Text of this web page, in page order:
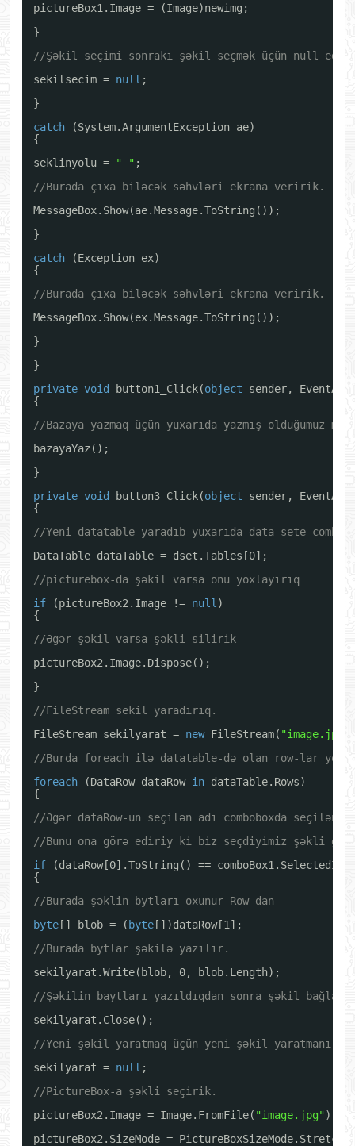
pictureBox1.Image = (Image)newimg;
}
//Şəkil seçimi sonrakı şəkil seçmək üçün null
sekilsecim = null ;
}
catch
(System.ArgumentException ae)
{
seklinyolu =
" " ;
//Burada çıxa biləcək səhvləri ekrana veririk.
MessageBox.Show(ae.Message.ToString());
}
catch
(Exception ex)
{
//Burada çıxa biləcək səhvləri ekrana veririk.
MessageBox.Show(ex.Message.ToString());
}
}
private void button1_Click(object
sender,
{
//Bazaya yazmaq üçün yuxarıda yazmış olduğumuz
bazayaYaz();
}
private void button3_Click(object
sender,
{
//Yeni datatable yaradıb yuxarıda data sete
DataTable dataTable = dset.Tables[0];
//picturebox-da şəkil varsa onu yoxlayırıq
if
(pictureBox2.Image != null )
{
//Əgər şəkil varsa şəkli silirik
pictureBox2.Image.Dispose();
}
//FileStream sekil yaradırıq.
FileStream sekilyarat = new FileStream( "image.jpg"
//Burda foreach ilə datatable-də olan row-lar
foreach
(DataRow dataRow in dataTable.Rows)
{
//Əgər dataRow-un seçilən adı comboboxda seçilən
//Bunu ona görə ediriy ki biz seçdiyimiz şəkli
if
(dataRow[0].ToString() ==
{
//Burada şəklin bytları oxunur Row-dan
byte [] blob = ( byte [])dataRow[1];
//Burada bytlar şəkilə yazılır.
sekilyarat.Write(blob, 0, blob.Length);
//Şəkilin baytları yazıldıqdan sonra şəkil
sekilyarat.Close();
//Yeni şəkil yaratmaq üçün yeni şəkil yaratmanı
sekilyarat = null ;
//PictureBox-a şəkli seçirik.
pictureBox2.Image = Image.FromFile( "image.jpg");
pictureBox2.SizeMode =